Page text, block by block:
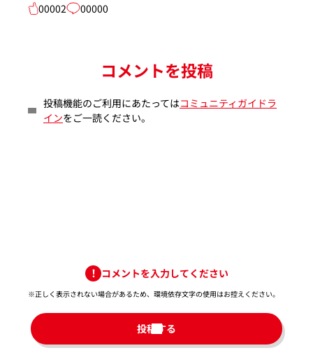
00002
00000
コメントを投稿
投稿機能のご利用にあたってはコミュニティガイドラ
インをご一読ください。
コメントを入力してください
※正しく表示されない場合があるため、環境依存文字の使用はお控えください。​
投稿する